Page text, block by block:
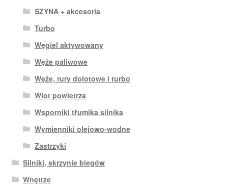
SZYNA + akcesoria
Turbo
Węgiel aktywowany
Węże paliwowe
Węże, rury dolotowe i turbo
Wlot powietrza
Wsporniki tłumika silnika
Wymienniki olejowo-wodne
Zastrzyki
Silniki, skrzynie biegów
Wnętrze